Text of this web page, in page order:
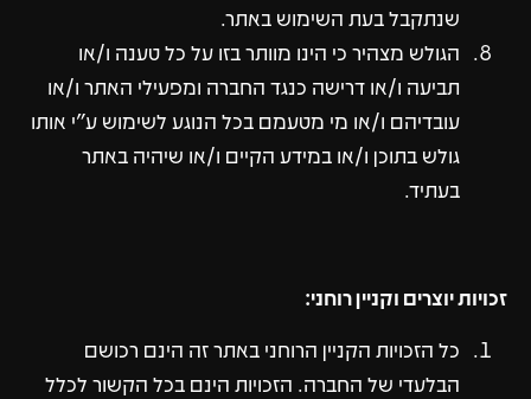
שנתקבל בעת השימוש באתר.
הגולש מצהיר כי הינו מוותר בזו על כל טענה ו/או
תביעה ו/או דרישה כנגד החברה ומפעילי האתר ו/או
עובדיהם ו/או מי מטעמם בכל הנוגע לשימוש ע"י אותו
גולש בתוכן ו/או במידע הקיים ו/או שיהיה באתר
בעתיד.
זכויות יוצרים וקניין רוחני:
כל הזכויות הקניין הרוחני באתר זה הינם רכושם
הבלעדי של החברה. הזכויות הינם בכל הקשור לכלל